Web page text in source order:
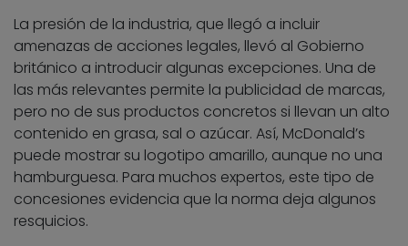
La presión de la industria, que llegó a incluir
amenazas de acciones legales, llevó al Gobierno
británico a introducir algunas excepciones. Una de
las más relevantes permite la publicidad de marcas,
pero no de sus productos concretos si llevan un alto
contenido en grasa, sal o azúcar. Así, McDonald’s
puede mostrar su logotipo amarillo, aunque no una
hamburguesa. Para muchos expertos, este tipo de
concesiones evidencia que la norma deja algunos
resquicios.